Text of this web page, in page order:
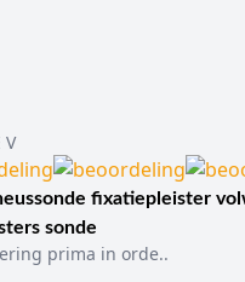
alcohol en bedoeld zijn
handeling. In
tot
V
fixatiepleister
sonde
prima in orde..